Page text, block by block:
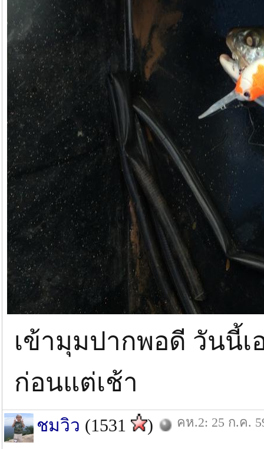
เข้ามุมปากพอดี วันนี้เ
ก่อนแต่เช้า
ชมวิว (1531 ) คห.2: 25 ก.ค.